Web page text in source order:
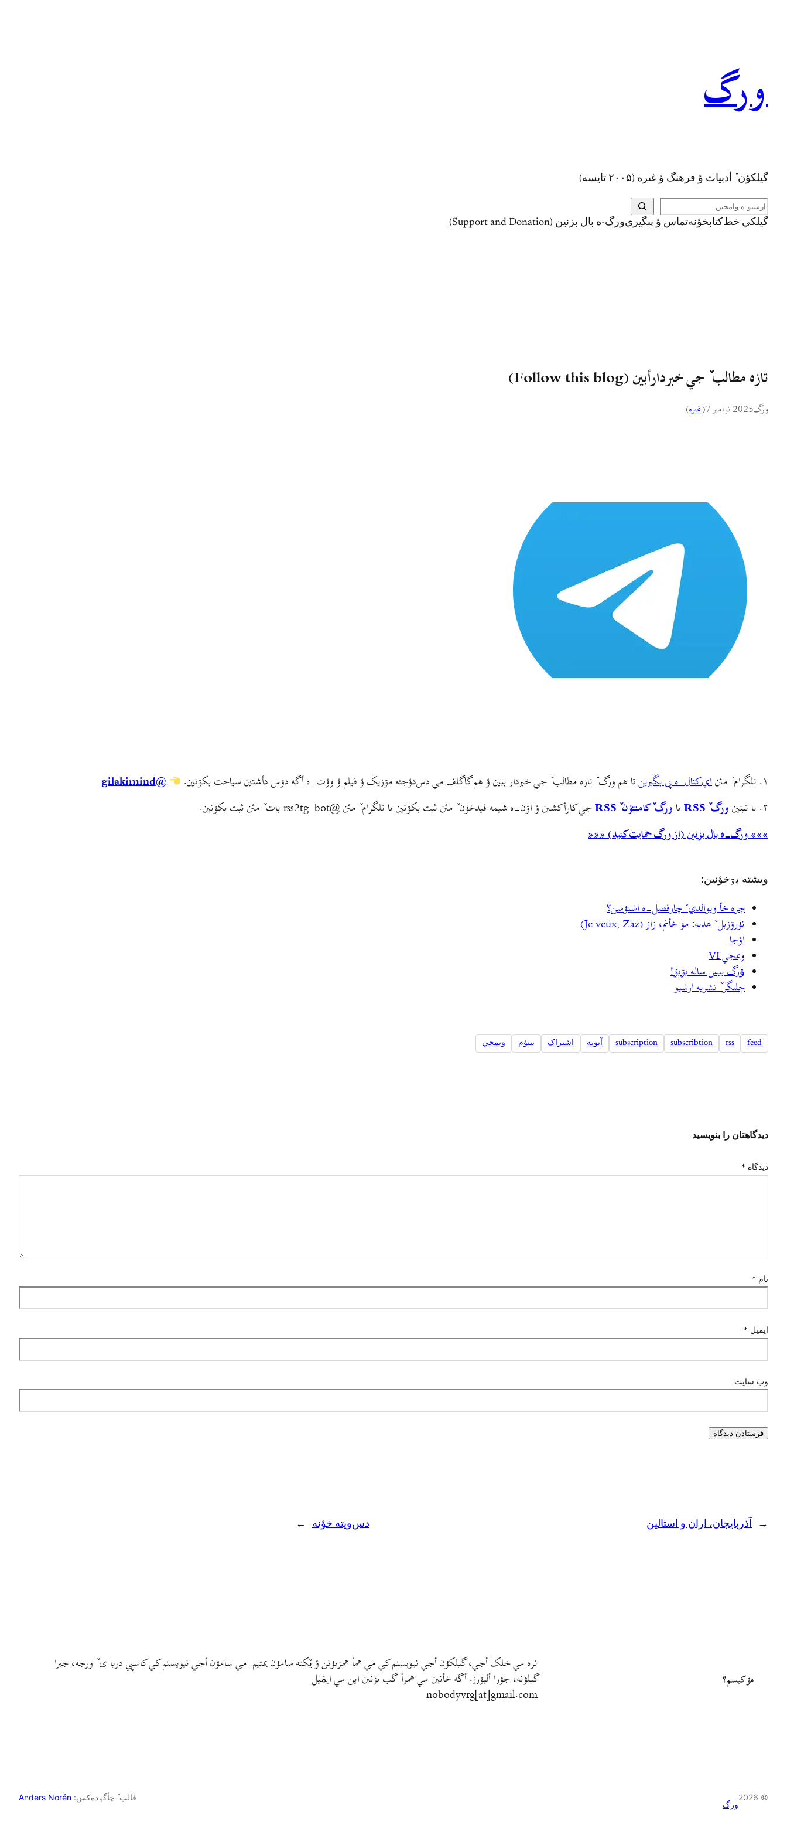
ورگ
گيلکؤن ٚ أدبیات ؤ فرهنگ ؤ غىره (۲۰۰۵ تايسه)
ج
س
تگيلکي خط کتابخؤنهتماس ؤ پىگيريورگ-ه بال بزنين (Support and Donation)
تازه مطالب ٚ جي خبردارأبين (Follow this blog)
ورگ2025 نوامبر 7 (غىره)
۱. تلگرام ٚ مئن اي کنال-ه پى بگيرينتا هم ورگ ٚ تازه مطالب ٚ جي خبردار ببين ؤ هم گاگلف مي دس‌دؤجئه مۊزيک ؤ فيلم ؤ وؤت-ه أگه دۊس دأشتين سياحت بکۊنين.
@gilakimind
۲. ىا تينين
ورگ ٚ RSS ىا ورگ ٚ کامنتؤن ٚ RSS
جي کارأکشين ؤ اۊن-ه شيمه فيدخؤن ٚ مئن ثبت بکۊنين ىا تلگرام ٚ مئن @rss2tg_bot بات ٚ مئن ثبت بکۊنين.
»»» ورگ-ه بال بزنين (از ورگ حمایت کنید) «««
ويشته بۊخؤنين:
چره خأ ویوالديˇ چارفصل-ه اشتؤسن؟
نؤرۊزبلˇ هديه: مۊ خأنم، زاز (Je veux, Zaz)
اؤجا
وبمجي VI
وٚرگ بيس ساله بۊبؤ!
چلنگر ٚ نشريه ارشيو
feed
rss
subscribtion
subscription آبونه اشتراک بينؤم وبمجي
دیدگاهتان را بنویسید
دیدگاه *
نام *
ایمیل *
وب‌ سایت
← آذربایجان، اران و استالین دس‌ويته خؤنه →
مۊ کيسم؟
ئره مي خلک أجي، گيلکؤن أجي نيويسنم کي مي همأ همزبؤنن ؤ يٚکته سامؤن بمتيم. مي سامؤن أجي نيويسنم کي کاسپي دريا ی ٚ ورجه، جيرا
گيلؤنه، جؤرا ألبۊرز. أگه خأنين مي همرأ گب بزنين اين مي ايمٚیل‌ ‌
nobodyvrg[at]gmail.com
© 2026
ورگ
قالب ٚ چأگۊده‌کس: Anders Norén